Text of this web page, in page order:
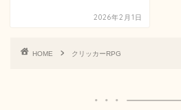
2026年2月1日
HOME クリッカーRPG